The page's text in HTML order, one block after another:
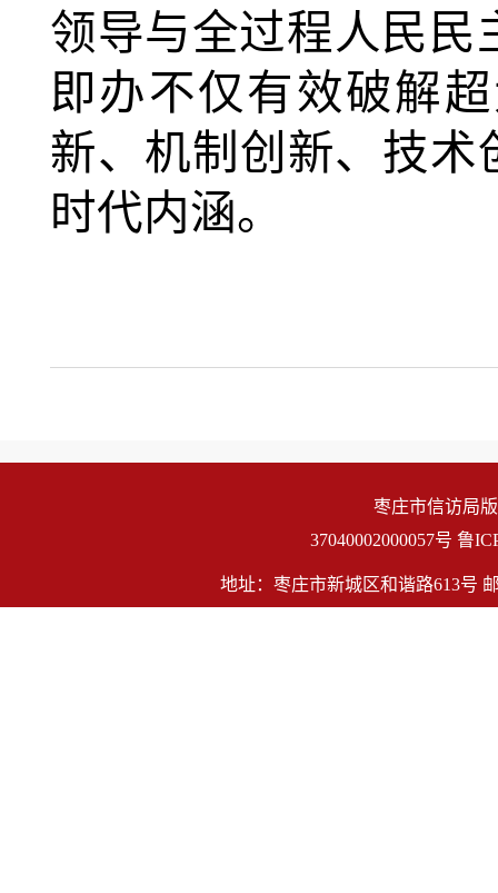
领导与全过程人民民
即办不仅有效破解
新、机制创新、技术
时代内涵。
枣庄市信访局
                    37040002000057号
鲁
地址：枣庄市新城区和谐路613号